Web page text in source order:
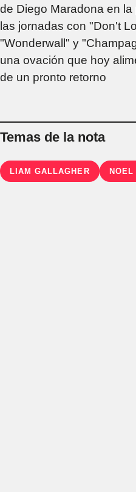
de Diego Maradona en
las jornadas con "Don't
"Wonderwall" y
una ovación que hoy
de un pronto retorno
Temas de la nota
LIAM GALLAGHER